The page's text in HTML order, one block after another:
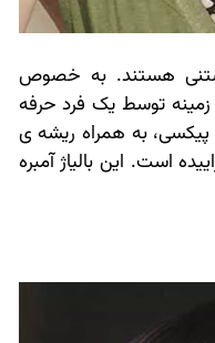
هستند. به خصوص
زمینه توسط یک فرد حرفه
پیکسی، به همراه ریشه ی
است. این بالیاژ آمبره